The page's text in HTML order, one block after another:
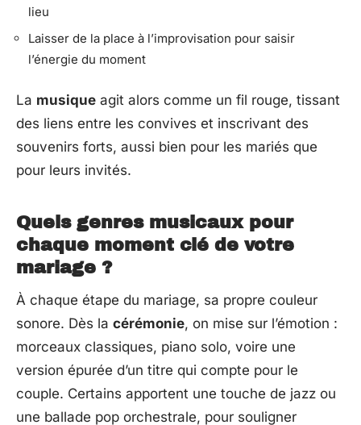
lieu
Laisser de la place à l’improvisation pour saisir
l’énergie du moment
La musique agit alors comme un fil rouge, tissant
des liens entre les convives et inscrivant des
souvenirs forts, aussi bien pour les mariés que
pour leurs invités.
Quels genres musicaux pour
chaque moment clé de votre
mariage ?
À chaque étape du mariage, sa propre couleur
sonore. Dès la cérémonie, on mise sur l’émotion :
morceaux classiques, piano solo, voire une
version épurée d’un titre qui compte pour le
couple. Certains apportent une touche de jazz ou
une ballade pop orchestrale, pour souligner